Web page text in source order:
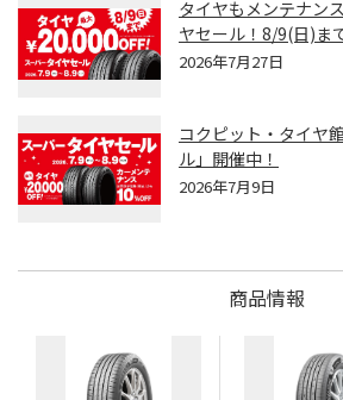
タイヤもメンテナン
ヤセール！8/9(日)ま
2026年7月27日
コクピット・タイヤ
ル」開催中！
2026年7月9日
商品情報